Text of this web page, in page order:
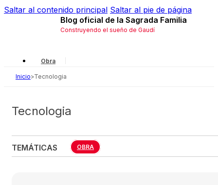
Saltar al contenido principal Saltar al pie de página
Blog oficial de la Sagrada Familia
Construyendo el sueño de Gaudí
Obra
Gaudí
Historia
Inicio>Tecnologia
Tecnologia
TEMÁTICAS OBRA